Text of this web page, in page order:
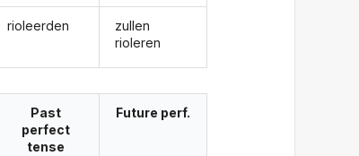
rioleerden
zullen
rioleren
Past
perfect
tense
Future perf.